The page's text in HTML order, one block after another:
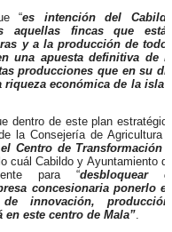
“es intención del
aquellas fincas que
y a la producción de
una apuesta definitiva de
producciones que en su
económica de la isla
dentro de este plan
la Consejería de Agricultura
Centro de Transformación
cuál Cabildo y Ayuntamiento
para “desbloquear
concesionaria ponerlo
innovación,
este centro de Mala”.